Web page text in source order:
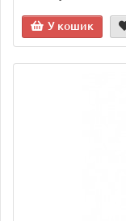
У кошик